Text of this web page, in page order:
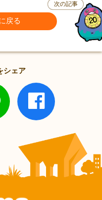
戻る
次の記事
シェア